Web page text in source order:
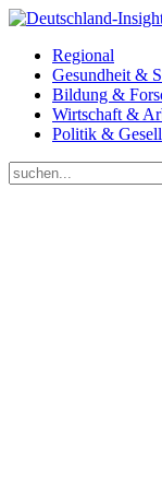
Regional
Gesundheit &
Bildung &
Wirtschaft &
Politik &